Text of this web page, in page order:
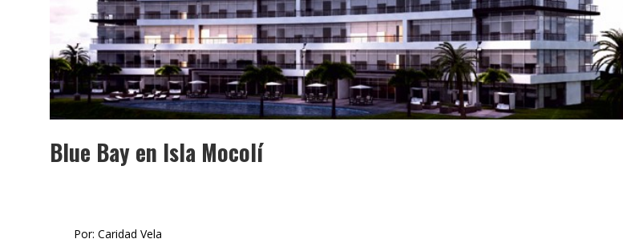
Blue Bay en Isla Mocolí
Por: Caridad Vela